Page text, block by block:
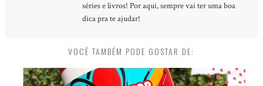
séries e livros! Por aqui, sempre vai ter uma boa
dica pra te ajudar!
VOCÊ TAMBÉM PODE GOSTAR DE: